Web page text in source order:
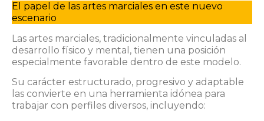
El papel de las artes marciales en este nuevo
escenario
Las artes marciales, tradicionalmente vinculadas al
desarrollo físico y mental, tienen una posición
especialmente favorable dentro de este modelo.
Su carácter estructurado, progresivo y adaptable
las convierte en una herramienta idónea para
trabajar con perfiles diversos, incluyendo: